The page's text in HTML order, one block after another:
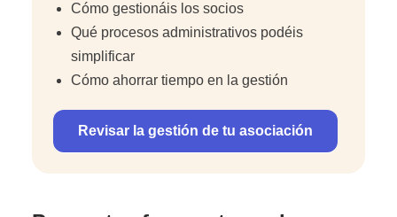
Cómo gestionáis los socios
Qué procesos administrativos podéis
simplificar
Cómo ahorrar tiempo en la gestión
Revisar la gestión de tu asociación